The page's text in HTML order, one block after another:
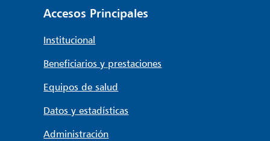
Accesos Principales
Institucional
Beneficiarios y prestaciones
Equipos de salud
Datos y estadísticas
Administración